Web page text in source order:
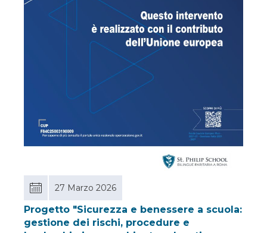
27 Marzo 2026
Progetto "Sicurezza e benessere a scuola:
gestione dei rischi, procedure e